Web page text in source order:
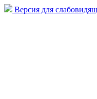
Версия для